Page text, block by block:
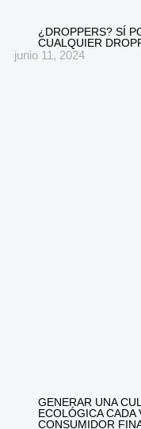
¿DROPPERS? SÍ
CUALQUIER
junio 11, 2024
GENERAR UNA
ECOLÓGICA CADA
CONSUMIDOR